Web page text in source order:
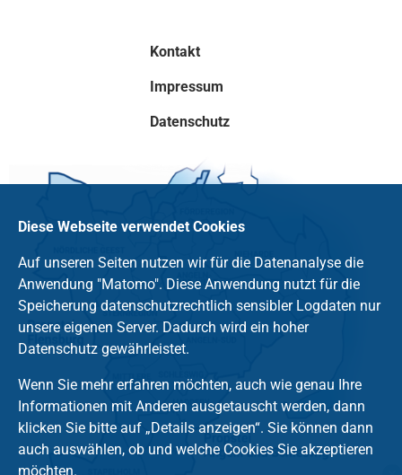
Kontakt
Impressum
Datenschutz
Diese Webseite verwendet Cookies
Auf unseren Seiten nutzen wir für die Datenanalyse die
Anwendung "Matomo". Diese Anwendung nutzt für die
Speicherung datenschutzrechtlich sensibler Logdaten nur
unsere eigenen Server. Dadurch wird ein hoher
Datenschutz gewährleistet.
Wenn Sie mehr erfahren möchten, auch wie genau Ihre
Informationen mit Anderen ausgetauscht werden, dann
klicken Sie bitte auf „Details anzeigen“. Sie können dann
auch auswählen, ob und welche Cookies Sie akzeptieren
möchten.